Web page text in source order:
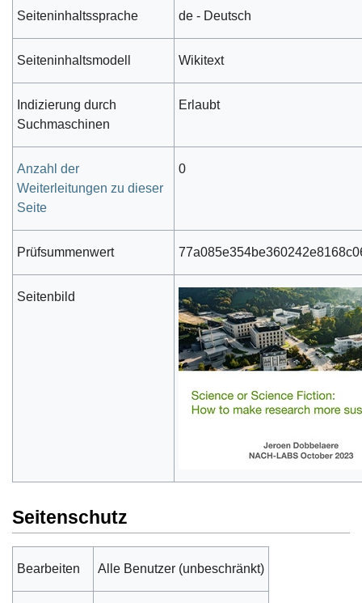
Seiteninhaltssprache de - Deutsch
Seiteninhaltsmodell Wikitext
Indizierung durch
Suchmaschinen
Erlaubt
Anzahl der
Weiterleitungen zu dieser
Seite
0
Prüfsummenwert
Seitenbild
Seitenschutz
Bearbeiten Alle Benutzer (unbeschränkt)